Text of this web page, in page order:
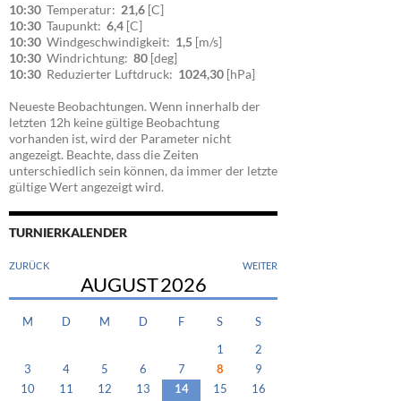
10:30 Temperatur: 21,6 [C]
10:30 Taupunkt: 6,4 [C]
10:30 Windgeschwindigkeit: 1,5 [m/s]
10:30 Windrichtung: 80 [deg]
10:30 Reduzierter Luftdruck: 1024,30 [hPa]
Neueste Beobachtungen. Wenn innerhalb der
letzten 12h keine gültige Beobachtung
vorhanden ist, wird der Parameter nicht
angezeigt. Beachte, dass die Zeiten
unterschiedlich sein können, da immer der letzte
gültige Wert angezeigt wird.
TURNIERKALENDER
ZURÜCK WEITER
AUGUST2026
M D M D F S S
1
2
3
4 5 6 7 8
9
10
11 12 13 14 15
16